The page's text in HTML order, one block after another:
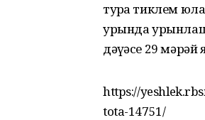
турға тиклем
урында
дәғүәсе 29
https://
tota-14751/